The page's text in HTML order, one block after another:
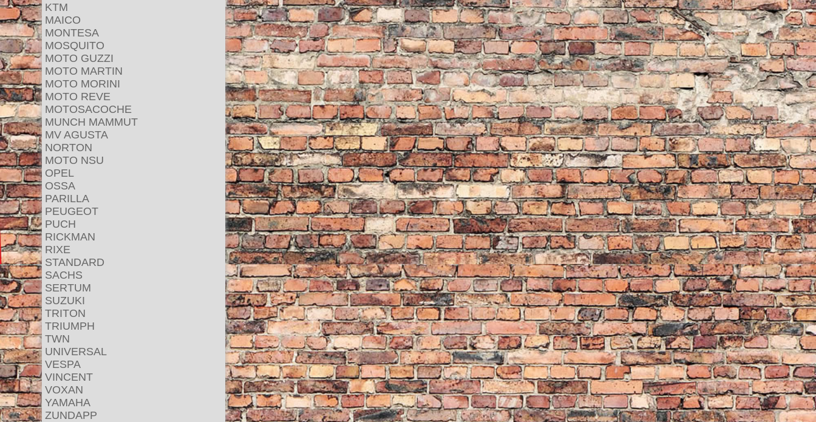
KTM
MAICO
MONTESA
MOSQUITO
MOTO GUZZI
MOTO MARTIN
MOTO MORINI
MOTO REVE
MOTOSACOCHE
MUNCH MAMMUT
MV AGUSTA
NORTON
MOTO NSU
OPEL
OSSA
PARILLA
PEUGEOT
PUCH
RICKMAN
RIXE
STANDARD
SACHS
SERTUM
SUZUKI
TRITON
TRIUMPH
TWN
UNIVERSAL
VESPA
VINCENT
VOXAN
YAMAHA
ZUNDAPP